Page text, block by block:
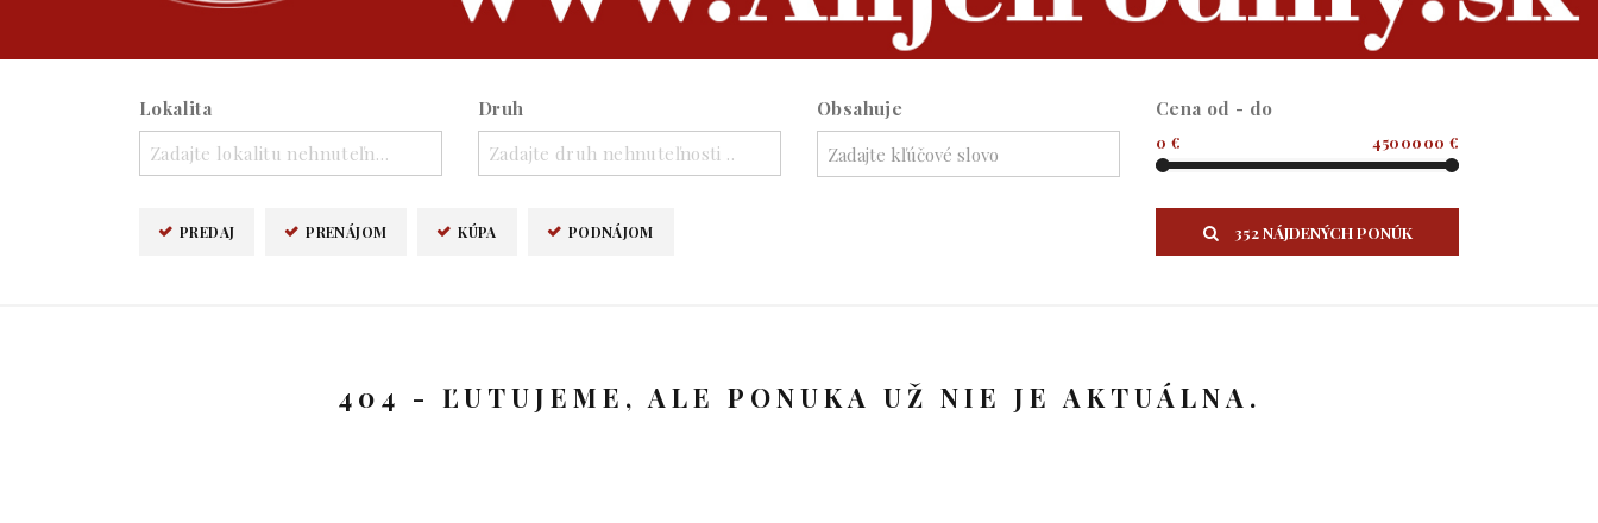
Lokalita
Zadajte lokalitu nehnuteľnosti ..
Druh
Zadajte druh nehnuteľnosti ..
Obsahuje Cena od - do
0 € 4500000 €
PREDAJ PRENÁJOM KÚPA PODNÁJOM 352 NÁJDENÝCH PONÚK
404 - ĽUTUJEME, ALE PONUKA UŽ NIE JE AKTUÁLNA.